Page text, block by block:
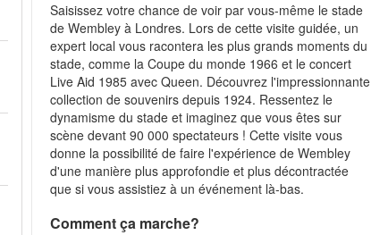
Saisissez votre chance de voir par vous-même le stade
de Wembley à Londres. Lors de cette visite guidée, un
expert local vous racontera les plus grands moments du
stade, comme la Coupe du monde 1966 et le concert
Live Aid 1985 avec Queen. Découvrez l'impressionnante
collection de souvenirs depuis 1924. Ressentez le
dynamisme du stade et imaginez que vous êtes sur
scène devant 90 000 spectateurs ! Cette visite vous
donne la possibilité de faire l'expérience de Wembley
d'une manière plus approfondie et plus décontractée
que si vous assistiez à un événement là-bas.
Comment ça marche?